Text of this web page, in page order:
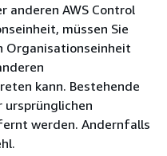
anderen AWS Control
müssen Sie
Organisationseinheit
kann. Bestehende
ursprünglichen
werden. Andernfalls